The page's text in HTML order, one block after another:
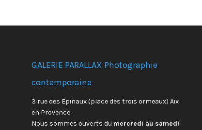
GALERIE PARALLAX Photographie
contemporaine
3 rue des Epinaux (place des trois ormeaux) Aix
en Provence.
Nous sommes ouverts du mercredi au samedi